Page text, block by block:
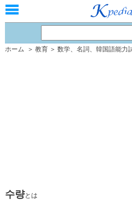
ホーム ＞ 教育 ＞ 数学、 名詞 、 韓国語能力
수량とは